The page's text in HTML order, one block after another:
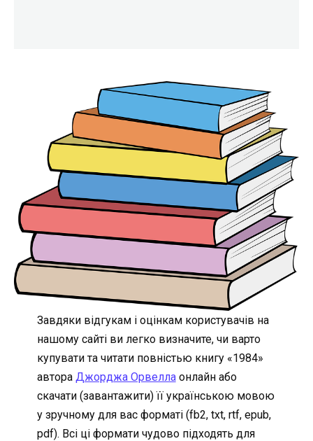
Завдяки відгукам і оцінкам користувачів на
нашому сайті ви легко визначите, чи варто
купувати та читати повністью книгу «1984»
автора Джорджа Орвеллаонлайн або
скачати (завантажити) її українською мовою
у зручному для вас форматі (fb2, txt, rtf, epub,
pdf). Всі ці формати чудово підходять для